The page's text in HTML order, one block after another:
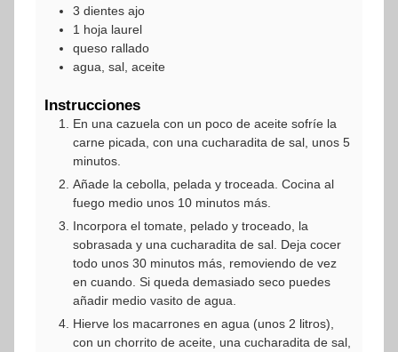
3 dientes ajo
1 hoja laurel
queso rallado
agua, sal, aceite
Instrucciones
En una cazuela con un poco de aceite sofríe la
carne picada, con una cucharadita de sal, unos 5
minutos.
Añade la cebolla, pelada y troceada. Cocina al
fuego medio unos 10 minutos más.
Incorpora el tomate, pelado y troceado, la
sobrasada y una cucharadita de sal. Deja cocer
todo unos 30 minutos más, removiendo de vez
en cuando. Si queda demasiado seco puedes
añadir medio vasito de agua.
Hierve los macarrones en agua (unos 2 litros),
con un chorrito de aceite, una cucharadita de sal,